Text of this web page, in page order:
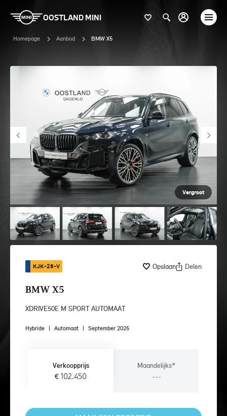
OOSTLAND MINI
Homepage Aanbod BMW X5
Vergroot
KJK-25-V Opslaan Delen
BMW X5
XDRIVE50E M SPORT AUTOMAAT
Hybride | Automaat | September 2025
Verkoopprijs
€ 102.450
Maandelijks*
---